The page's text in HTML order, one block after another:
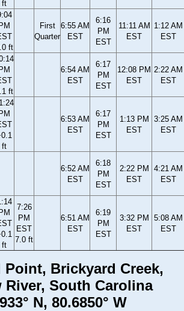
ft
PM
ft
First
Quarter
6:55 AM
EST
6:16
PM
EST
11:11 AM
EST
1:12 AM
EST
PM
ft
6:54 AM
EST
6:17
PM
EST
12:08 PM
EST
2:22 AM
EST
PM
ft
6:53 AM
EST
6:17
PM
EST
1:13 PM
EST
3:25 AM
EST
6:52 AM
EST
6:18
PM
EST
2:22 PM
EST
4:21 AM
EST
PM
ft
7:26
PM
EST
7.0 ft
6:51 AM
EST
6:19
PM
EST
3:32 PM
EST
5:08 AM
EST
Point, Brickyard Creek,
River, South Carolina
N, 80.6850° W